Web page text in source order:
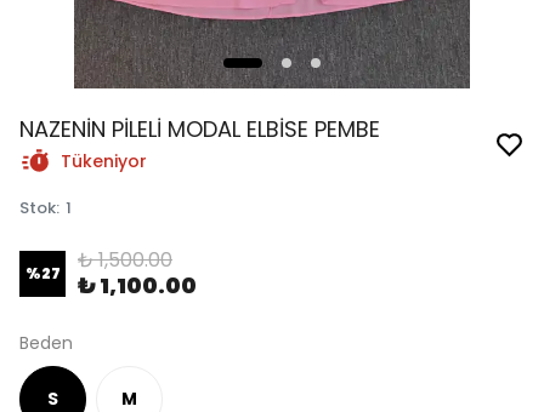
NAZENİN PİLELİ MODAL ELBİSE PEMBE
Tükeniyor
Stok: 1
%27 ₺ 1,500.00
₺ 1,100.00
Beden
S M